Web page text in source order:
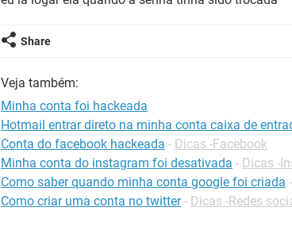
Share
Veja também:
Minha conta foi hackeada
Hotmail entrar direto na minha conta caixa de
Conta do facebook hackeada - Dicas -Facebook
Minha conta do instagram foi desativada - Dicas -
Como saber quando minha conta google foi criada -
Como criar uma conta no twitter - Dicas -Redes